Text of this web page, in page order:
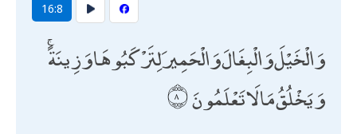
16:8
وَالْخَيْلَ وَالْبِغَالَ وَالْحَمِيرَ لِتَرْكَبُوهَا وَزِينَةً ۚ
وَيَخْلُقُ مَا لَا تَعْلَمُونَ